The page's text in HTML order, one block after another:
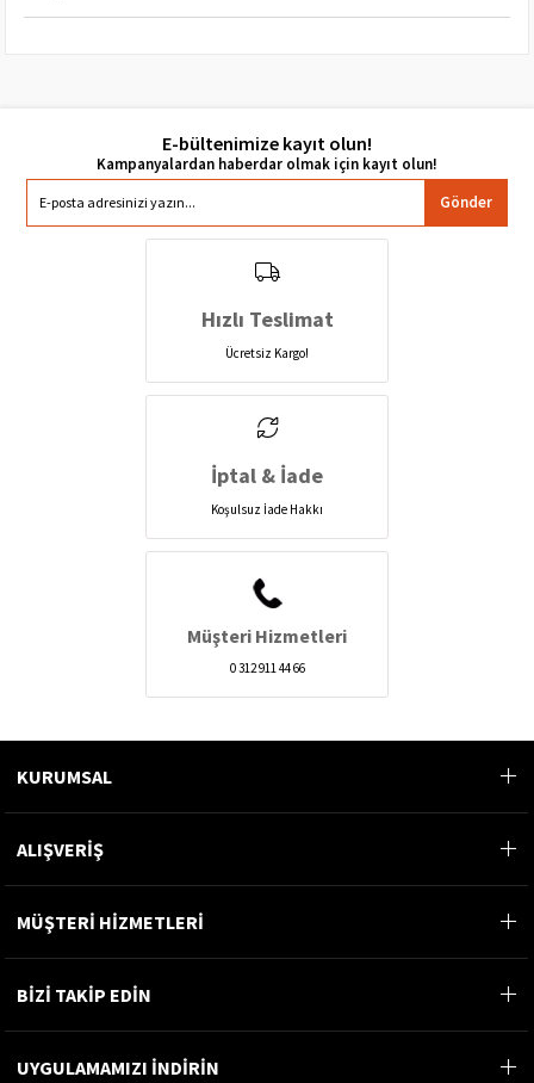
E-bültenimize kayıt olun!
Gönder
Hızlı Teslimat
Ücretsiz Kargo!
İptal & İade
Koşulsuz İade Hakkı
Müşteri Hizmetleri
0 312 911 44 66
KURUMSAL
ALIŞVERİŞ
MÜŞTERİ HİZMETLERİ
BİZİ TAKİP EDİN
UYGULAMAMIZI İNDİRİN